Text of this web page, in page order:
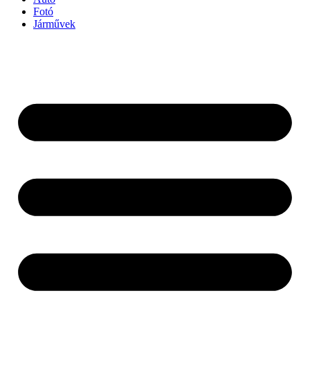
Fotó
Járművek